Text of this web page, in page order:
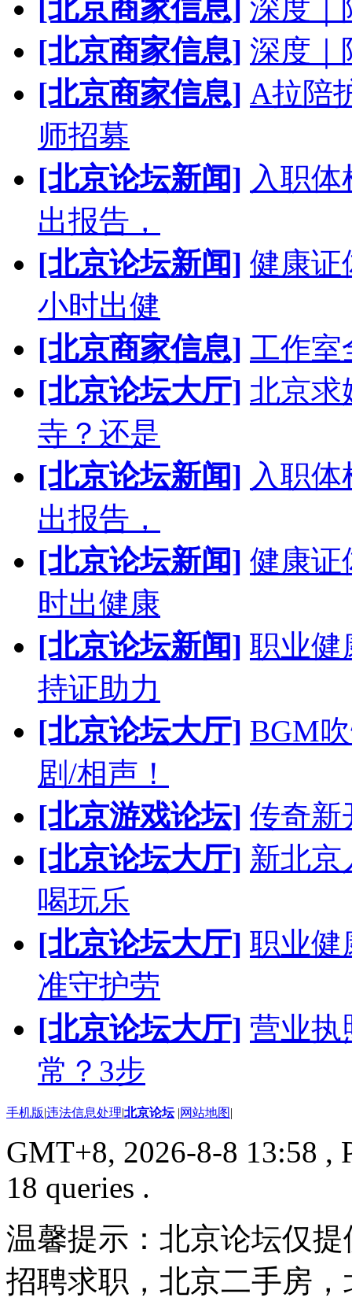
[北京商家信息] 深度｜
[北京商家信息] 深度｜
[北京商家信息] A拉陪
师招募
[北京论坛新闻] 入职
出报告，
[北京论坛新闻] 健康证
小时出健
[北京商家信息] 工作室
[北京论坛大厅] 北京求
寺？还是
[北京论坛新闻] 入职
出报告，
[北京论坛新闻] 健康证
时出健康
[北京论坛新闻] 职业健
持证助力
[北京论坛大厅] BGM
剧/相声！
[北京游戏论坛] 传奇新
[北京论坛大厅] 新北京
喝玩乐
[北京论坛大厅] 职业健
准守护劳
[北京论坛大厅] 营业执
常？3步
手机版|违法信息处理|北京论坛 |网站地图|
GMT+8, 2026-8-8 13:58 ,
18 queries .
温馨提示：北京论坛仅
招聘求职，北京二手房